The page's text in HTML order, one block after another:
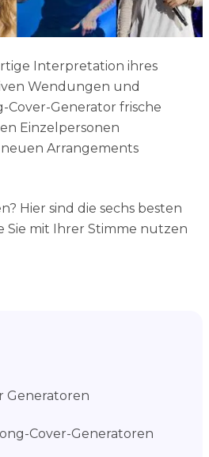
Interpretation ihres
Wendungen und
Cover-Generator frische
Einzelpersonen
Arrangements
Hier sind die sechs besten
Sie mit Ihrer Stimme nutzen
Generatoren
Cover-Generatoren